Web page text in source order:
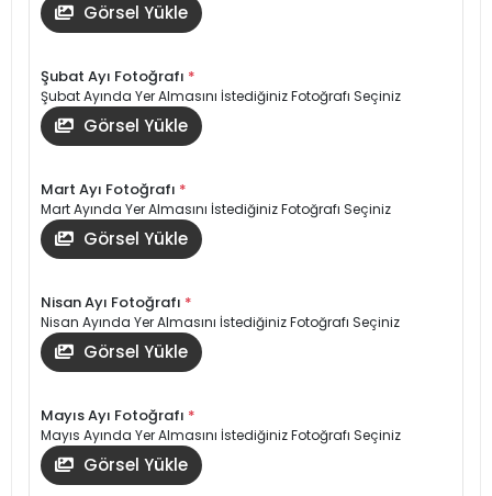
Görsel Yükle
Şubat Ayı Fotoğrafı *
Şubat Ayında Yer Almasını İstediğiniz Fotoğrafı Seçiniz
Görsel Yükle
Mart Ayı Fotoğrafı *
Mart Ayında Yer Almasını İstediğiniz Fotoğrafı Seçiniz
Görsel Yükle
Nisan Ayı Fotoğrafı *
Nisan Ayında Yer Almasını İstediğiniz Fotoğrafı Seçiniz
Görsel Yükle
Mayıs Ayı Fotoğrafı *
Mayıs Ayında Yer Almasını İstediğiniz Fotoğrafı Seçiniz
Görsel Yükle